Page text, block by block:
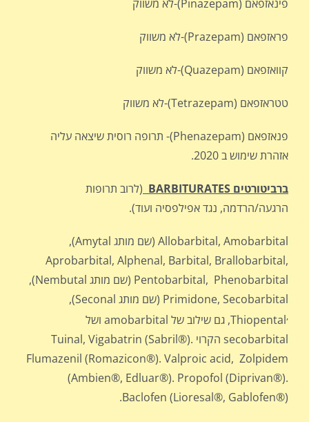
פינאזפאם (Pinazepam)-לא משווק
פראזפאם (Prazepam)-לא משווק
קוואזפאם (Quazepam)-לא משווק
טטראזפאם (Tetrazepam)-לא משווק
פנאזפאם (Phenazepam)- תרופה רוסית שיצאה עליה
אזהרת שימוש ב 2020.
ברביטורטים BARBITURATES (לרוב תרופות
הרגעה/הרדמה, נגד אפילפסיה ועוד).
Allobarbital, Amobarbital (שם מותג Amytal),
Aprobarbital, Alphenal, Barbital, Brallobarbital,
Pentobarbital, Phenobarbital (שם מותג Nembutal),
Primidone, Secobarbital (שם מותג Seconal),
,
Thiopental, גם שילוב של amobarbital ושל
secobarbital הקרוי Tuinal, Vigabatrin (Sabril®).
Flumazenil (Romazicon®). Valproic acid, Zolpidem
(Ambien®, Edluar®). Propofol (Diprivan®).
Baclofen (Lioresal®, Gablofen®).